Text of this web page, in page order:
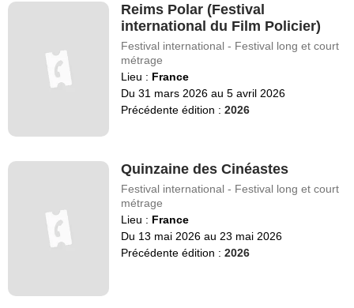
Reims Polar (Festival
international du Film Policier)
Festival international - Festival long et court
métrage
Lieu : France
Du 31 mars 2026 au 5 avril 2026
Précédente édition :2026
Quinzaine des Cinéastes
Festival international - Festival long et court
métrage
Lieu : France
Du 13 mai 2026 au 23 mai 2026
Précédente édition :2026